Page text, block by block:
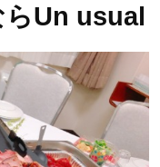
らUn usual